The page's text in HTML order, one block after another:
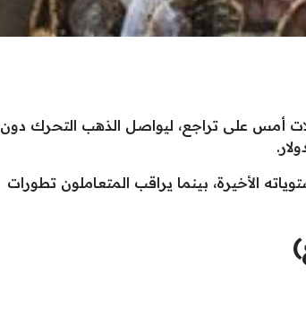
بعدما أنهت تعاملات أمس على تراجع، ليواصل الذهب التحرك دون
5820 جنيها للجرام، ليستقر عند مستوياته الأخيرة، بينما يراقب المتعاملون تطورات